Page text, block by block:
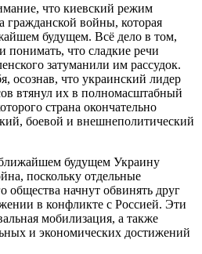
что киевский режим
гражданской войны, которая
будущем. Всё дело в том,
понимать, что сладкие речи
затуманили им рассудок.
осознав, что украинский лидер
втянул их в полномасштабный
страна окончательно
боевой и внешнеполитический
будущем Украину
поскольку отдельные
общества начнут обвинять друг
в конфликте с Россией. Эти
мобилизация, а также
и экономических достижений